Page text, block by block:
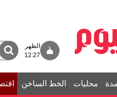
الظهر
12:27
محليات الخط الساخن